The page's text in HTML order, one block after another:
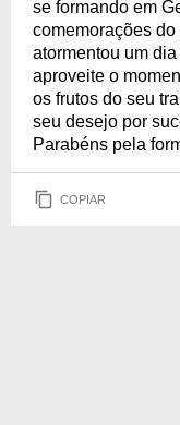
se formando em
comemorações
atormentou um
aproveite o
os frutos do seu
seu desejo por
Parabéns pela
COPIAR